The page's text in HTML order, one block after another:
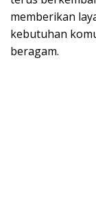
memberikan
kebutuhan
beragam.